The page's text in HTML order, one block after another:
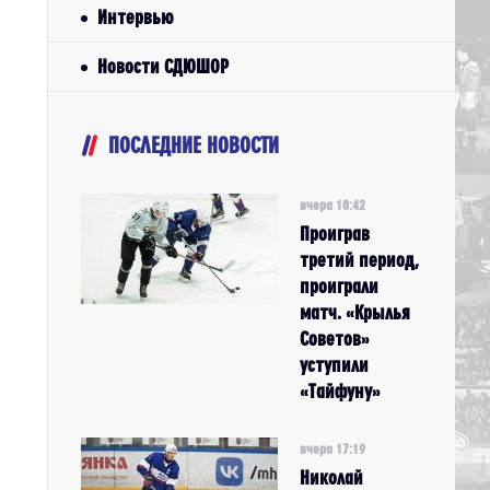
Интервью
Новости СДЮШОР
ПОСЛЕДНИЕ НОВОСТИ
вчера 18:42
Проиграв
третий период,
проиграли
матч. «Крылья
Советов»
уступили
«Тайфуну»
вчера 17:19
Николай